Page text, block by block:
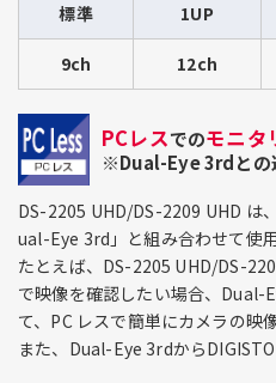
標準 1UP
9ch 12ch
PCレスでのモニタ
※Dual-Eye 3rdとの
DS-2205 UHD/DS-2209 UHD は
ual-Eye 3rd」と組み合わせて使用
たとえば、DS-2205 UHD/DS-
で映像を確認したい場合、Dual-
て、PC レスで簡単にカメラの映
また、Dual-Eye 3rdから